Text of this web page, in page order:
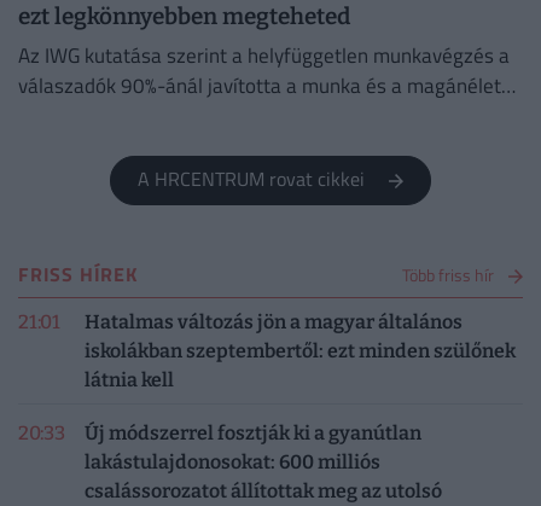
ezt legkönnyebben megteheted
Az IWG kutatása szerint a helyfüggetlen munkavégzés a
válaszadók 90%-ánál javította a munka és a magánélet
A HRCENTRUM rovat cikkei
FRISS HÍREK Több friss hír
21:01
Hatalmas változás jön a magyar általános
iskolákban szeptembertől: ezt minden szülőnek
látnia kell
20:33
Új módszerrel fosztják ki a gyanútlan
lakástulajdonosokat: 600 milliós
csalássorozatot állítottak meg az utolsó